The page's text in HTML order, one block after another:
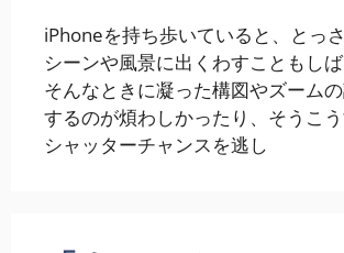
iPhoneを持ち歩いていると、とっ
シーンや風景に出くわすこともしば
そんなときに凝った構図やズーム
するのが煩わしかったり、そうこ
シャッターチャンスを逃し